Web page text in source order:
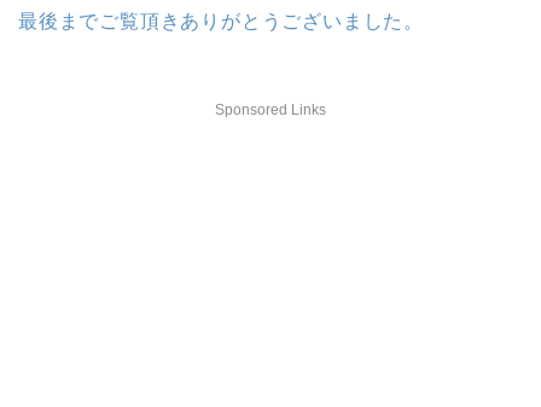
最後までご覧頂きありがとうございました。
Sponsored Links